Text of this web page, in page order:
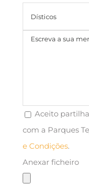
Aceito
com a Parques
e Condições.
Anexar ficheiro